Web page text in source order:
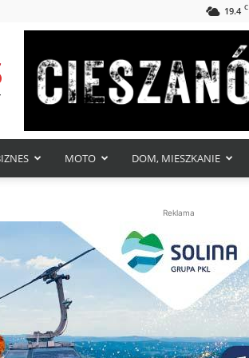
19.4 C
MOTO DOM, MIESZKANIE
Reklama